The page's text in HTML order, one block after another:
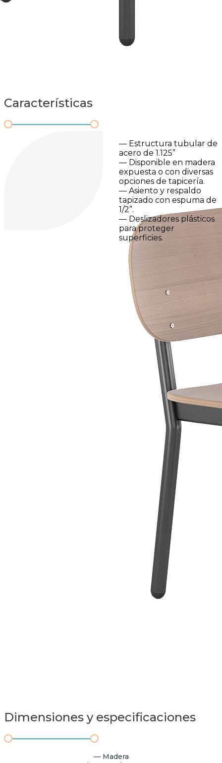
Características
— Estructura tubular de
acero de 1.125”
— Disponible en madera
expuesta o con diversas
opciones de tapicería.
— Asiento y respaldo
tapizado con espuma de
1/2”.
— Deslizadores plásticos
para proteger
superficies.
Dimensiones y especificaciones
— Madera